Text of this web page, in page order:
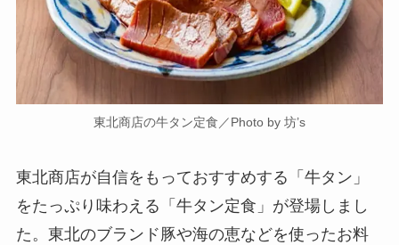
東北商店の牛タン定食／Photo by 坊’s
東北商店が自信をもっておすすめする「牛タン」
をたっぷり味わえる「牛タン定食」が登場しまし
た。東北のブランド豚や海の恵などを使ったお料